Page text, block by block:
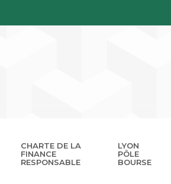
CHARTE DE LA
FINANCE
RESPONSABLE
LYON
PÔLE
BOURSE